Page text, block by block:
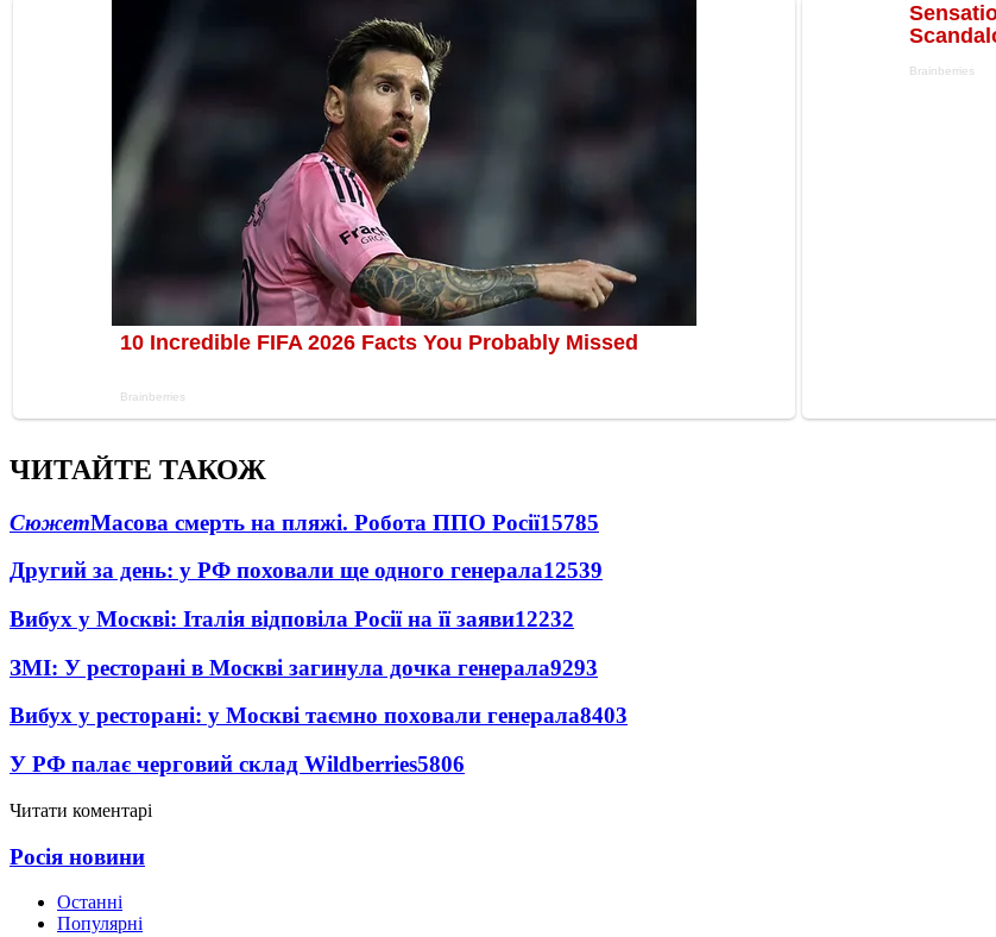
ЧИТАЙТЕ ТАКОЖ
СюжетМасова смерть на пляжі. Робота ППО Росії15785
Другий за день: у РФ поховали ще одного генерала12539
Вибух у Москві: Італія відповіла Росії на її заяви12232
ЗМІ: У ресторані в Москві загинула дочка генерала9293
Вибух у ресторані: у Москві таємно поховали генерала8403
У РФ палає черговий склад Wildberries5806
Читати коментарі
Росія новини
Останні
Популярні